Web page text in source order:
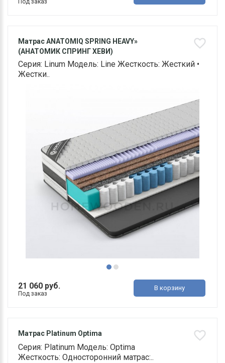
Под заказ
Матрас ANATOMIQ SPRING HEAVY»
(АНАТОМИК СПРИНГ ХЕВИ)
Серия: Linum Модель: Line Жесткость: Жесткий •
Жестки..
21 060 руб.
Под заказ
В корзину
Матрас Platinum Optima
Серия: Platinum Модель: Optima
Жесткость: Односторонний матрас:..